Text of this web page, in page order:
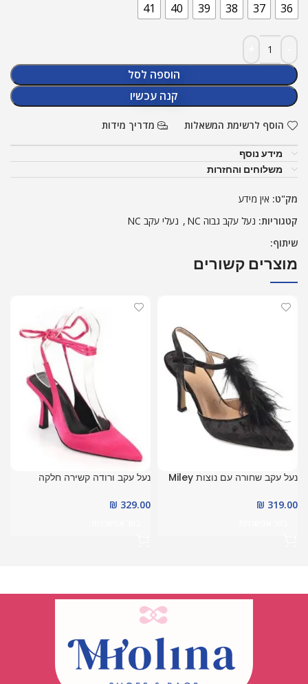
36
37
38
39
40
41
הוספה לסל
קנה עכשיו
הוסף לרשימת המשאלות מדריך מידות
מידע נוסף
משלוחים והחזרות
מק"ט: אין מידע
קטגוריות: נעל עקב גבוה NC , נעלי עקב NC
שיתוף:
מוצרים קשורים
נעל עקב שחורה עם נוצות Miley
₪ 319.00
נעל עקב ורודה קשירה חלקה
₪ 329.00